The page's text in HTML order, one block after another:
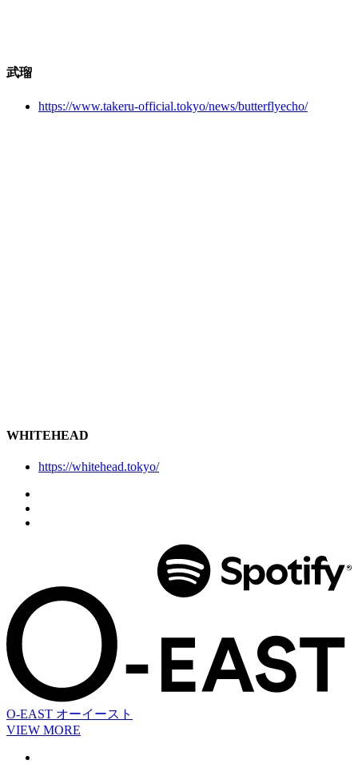
武瑠
https://www.takeru-official.tokyo/news/butterflyecho/
WHITEHEAD
https://whitehead.tokyo/
O-EAST オーイースト
VIEW MORE